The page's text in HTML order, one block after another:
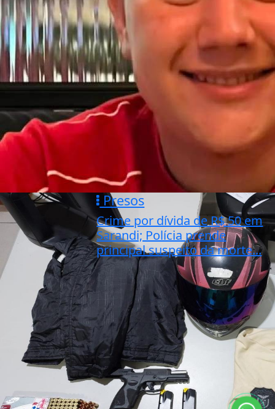
Presos
Crime por dívida de R$ 50 em
Sarandi; Polícia prende
principal suspeito da morte...